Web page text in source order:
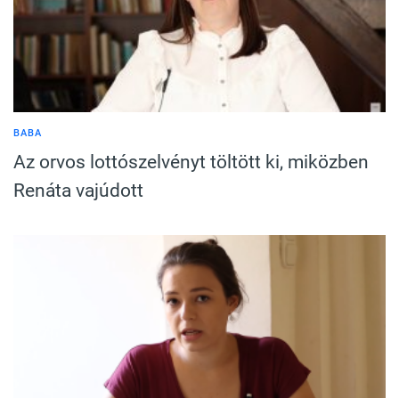
BABA
Az orvos lottószelvényt töltött ki, miközben
Renáta vajúdott